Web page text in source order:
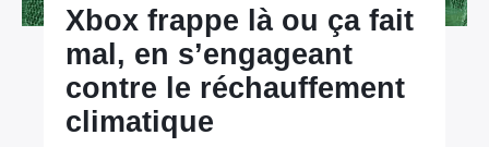
Xbox frappe là ou ça fait
mal, en s’engageant
contre le réchauffement
climatique